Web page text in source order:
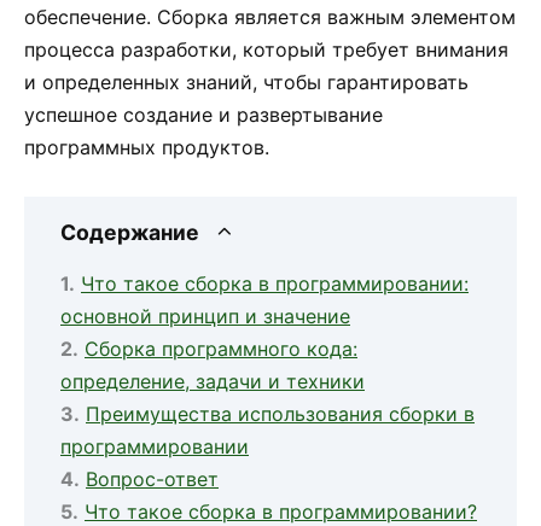
обеспечение. Сборка является важным элементом
процесса разработки, который требует внимания
и определенных знаний, чтобы гарантировать
успешное создание и развертывание
программных продуктов.
Содержание
Что такое сборка в программировании:
основной принцип и значение
Сборка программного кода:
определение, задачи и техники
Преимущества использования сборки в
программировании
Вопрос-ответ
Что такое сборка в программировании?